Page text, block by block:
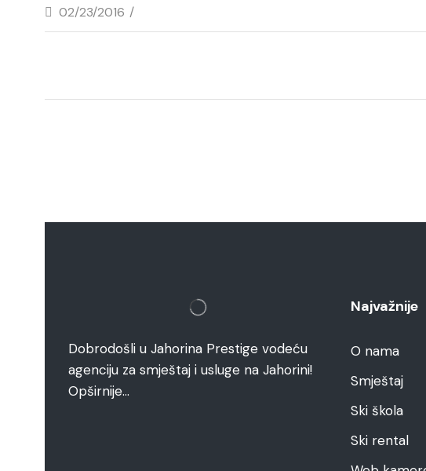
02/23/2016 /
Dobrodošli u Jahorina Prestige vodeću
agenciju za smještaj i usluge na Jahorini!
Opširnije…
Najvažnije
O nama
Smještaj
Ski škola
Ski rental